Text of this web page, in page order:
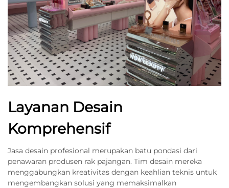
Layanan Desain
Komprehensif
Jasa desain profesional merupakan batu pondasi dari
penawaran produsen rak pajangan. Tim desain mereka
menggabungkan kreativitas dengan keahlian teknis untuk
mengembangkan solusi yang memaksimalkan